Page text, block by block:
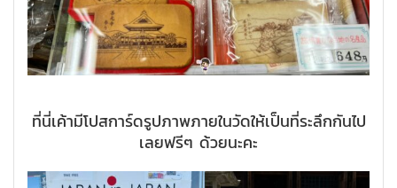
ที่นี่เค้ามีโปสการ์ดรูปภาพภายในวัดให้เป็นที่ระลึกกันไป
เลยฟรีๆ ด้วยนะคะ